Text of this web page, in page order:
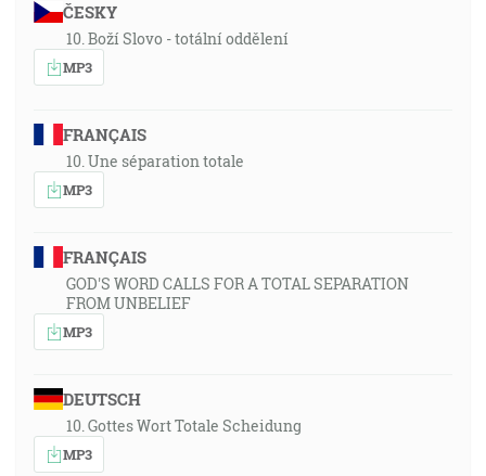
ČESKY
10. Boží Slovo - totální oddělení
MP3
FRANÇAIS
10. Une séparation totale
MP3
FRANÇAIS
GOD'S WORD CALLS FOR A TOTAL SEPARATION
FROM UNBELIEF
MP3
DEUTSCH
10. Gottes Wort Totale Scheidung
MP3